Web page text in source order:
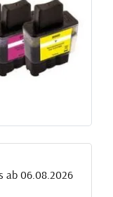
ab 06.08.2026